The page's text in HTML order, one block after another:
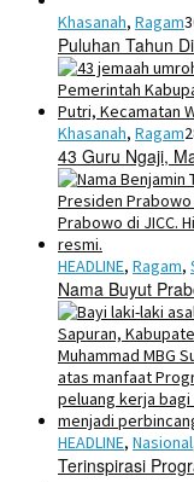
Khasanah, Ragam
Puluhan Tahun
Khasanah, Ragam
43 Guru Ngaji,
HEADLINE, Ragam,
Nama Buyut
HEADLINE, Nasional
Terinspirasi